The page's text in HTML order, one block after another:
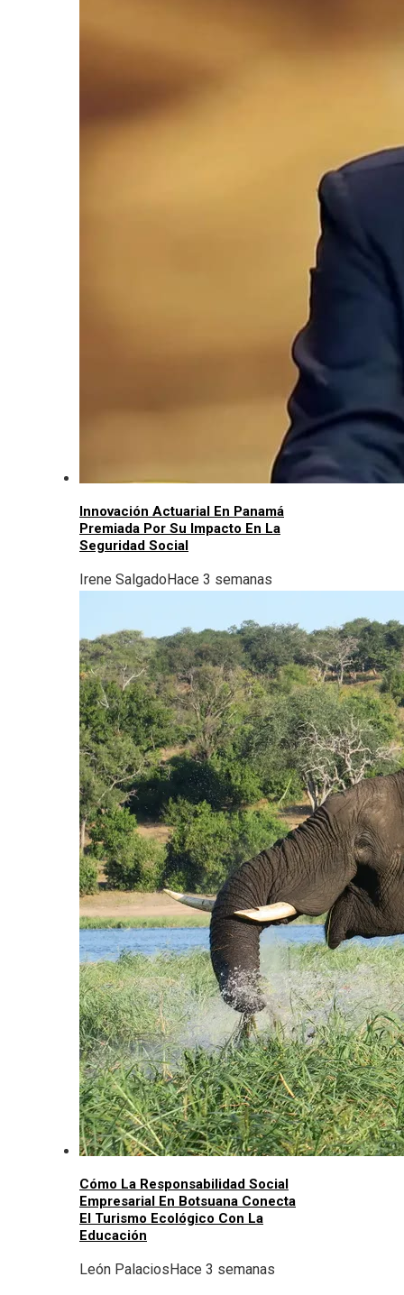
Innovación Actuarial En Panamá
Premiada Por Su Impacto En La
Seguridad Social
Irene SalgadoHace 3 semanas
Cómo La Responsabilidad Social
Empresarial En Botsuana Conecta
El Turismo Ecológico Con La
Educación
León PalaciosHace 3 semanas